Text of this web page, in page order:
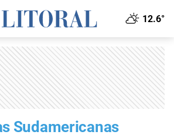
12.6°
Sudamericanas